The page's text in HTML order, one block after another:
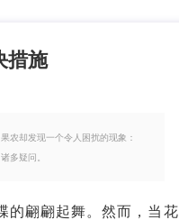
措施
农却发现一个令人困扰的现象：
多疑问。
翩翩起舞。然而，当花